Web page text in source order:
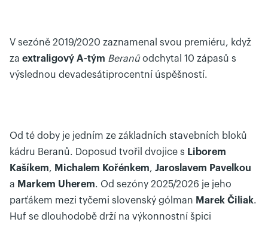
V sezóně 2019/2020 zaznamenal svou premiéru, když
za extraligový A-tým Beranů odchytal 10 zápasů s
výslednou devadesátiprocentní úspěšností.
Od té doby je jedním ze základních stavebních bloků
kádru Beranů. Doposud tvořil dvojice s Liborem
Kašíkem, Michalem Kořénkem, Jaroslavem Pavelkou
a Markem Uherem. Od sezóny 2025/2026 je jeho
parťákem mezi tyčemi slovenský gólman Marek Čiliak.
Huf se dlouhodobě drží na výkonnostní špici